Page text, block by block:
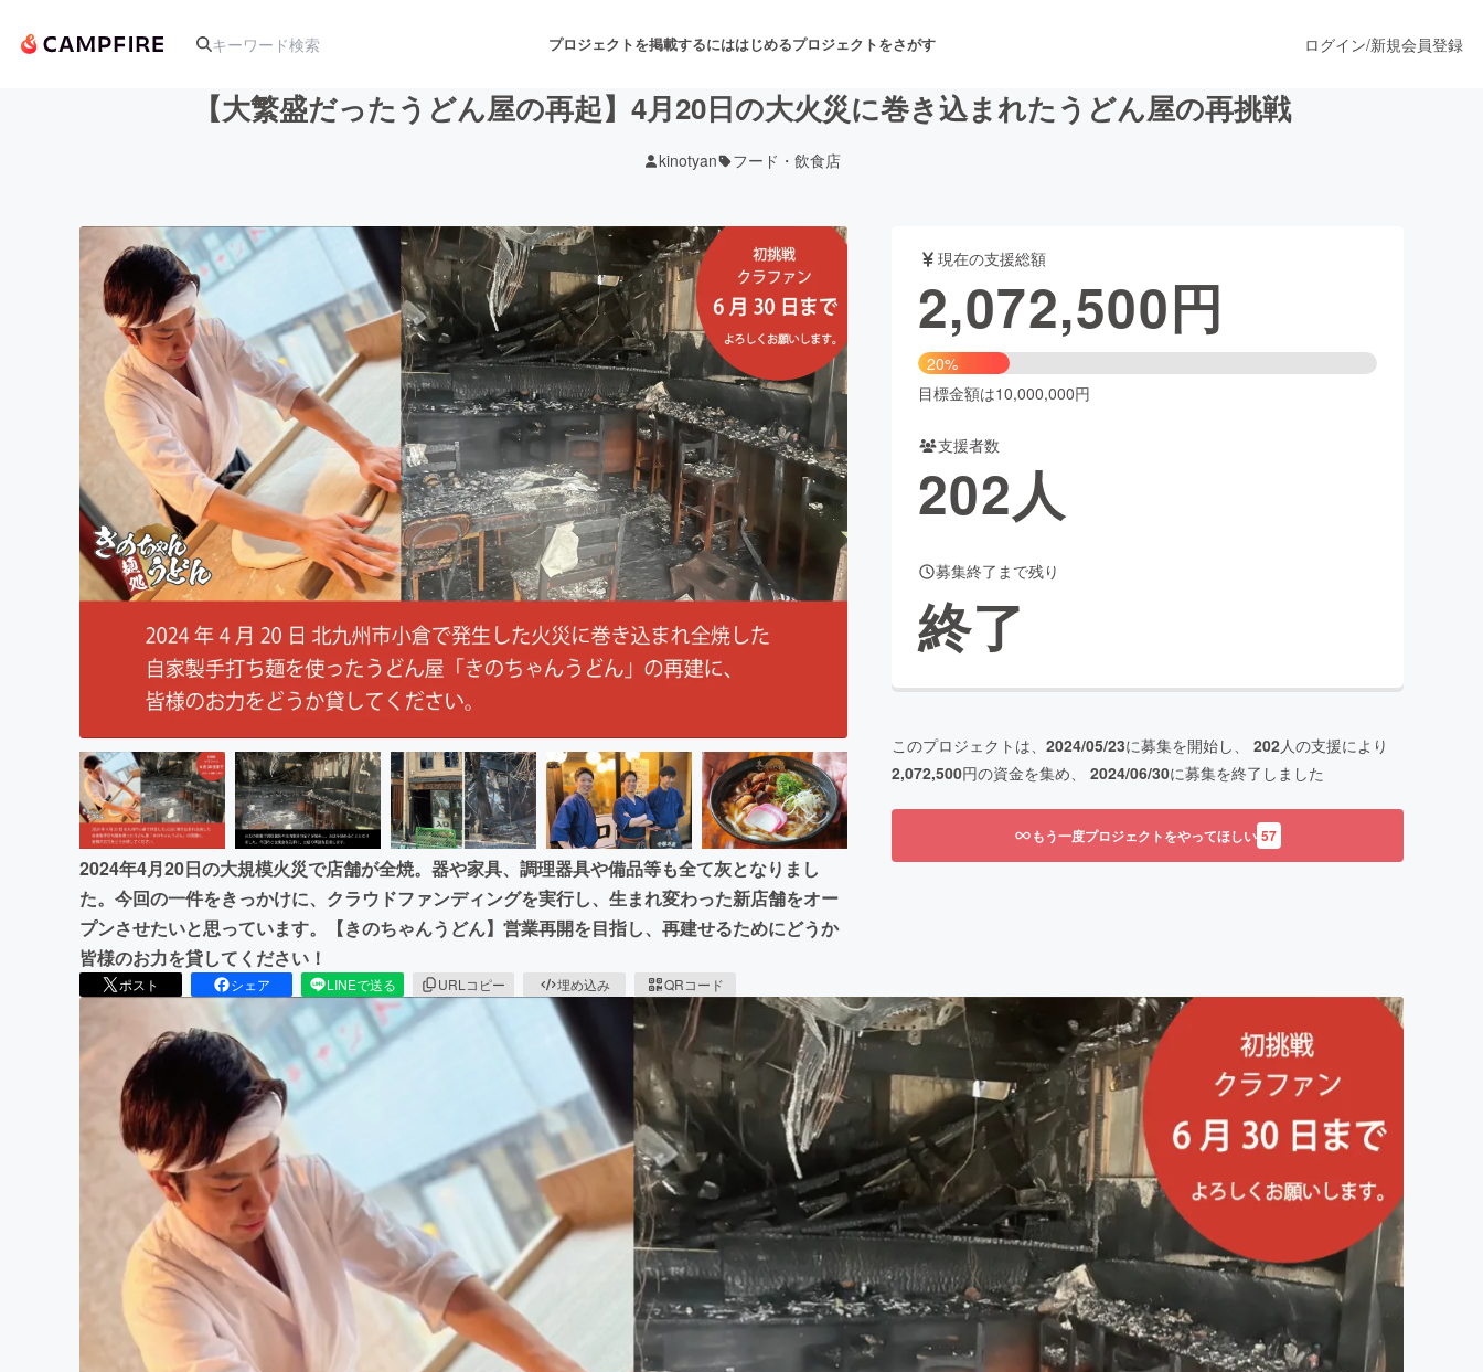
プロジェクトを掲載するにははじめるプロジェクトをさがす
アート・写真 音楽 舞台・パフォーマンス
テクノロジー・ガジェット ゲーム・サービス開発 フード・飲食店 ファッション
映像・映画 書籍・雑誌出版 アニメ・漫画
ビジネス・起業 チャレンジ ビューティー・ヘルスケア
まちづくり・地域活性化
CAMPFIRE for Social Good CAMPFIRE Creation
ログイン/新規会員登録
【大繁盛だったうどん屋の再起】4月20日の大火災に巻き込まれたうどん屋の再挑戦
kinotyan フード・飲食店
2024年4月20日の大規模火災で店舗が全焼。器や家具、調理器具や備品等も全て灰となりまし
た。今回の一件をきっかけに、クラウドファンディングを実行し、生まれ変わった新店舗をオー
プンさせたいと思っています。【きのちゃんうどん】営業再開を目指し、再建せるためにどうか
皆様のお力を貸してください！
ポスト シェア LINEで送る URLコピー 埋め込み QRコード
現在の支援総額
2,072,500円
20%
目標金額は10,000,000円
支援者数
202人
募集終了まで残り
終了
このプロジェクトは、 2024/05/23に募集を開始し、 202人の支援により
2,072,500円の資金を集め、 2024/06/30に募集を終了しました
もう一度プロジェクトをやってほしい 57